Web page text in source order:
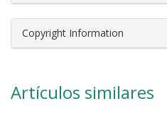
Copyright Information
Artículos similares